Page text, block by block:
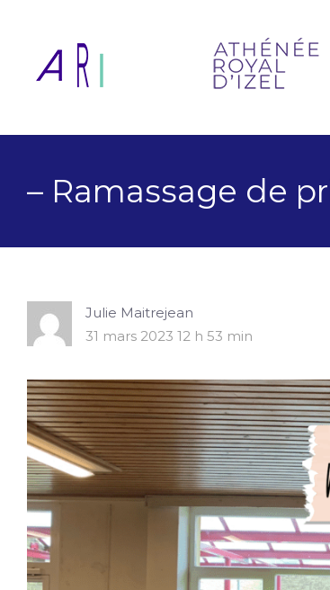
– Ramassage de
Julie Maitrejean
31 mars 2023 12 h 53 min